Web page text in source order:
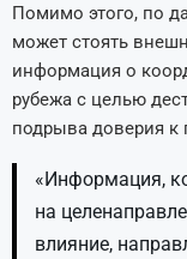
Помимо этого, по
может стоять
информация о
рубежа с целью
подрыва доверия к
«Информация,
на
влияние,